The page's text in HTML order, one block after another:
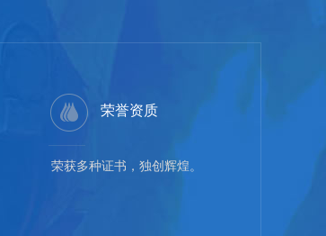
荣誉资质
荣获多种证书，独创辉煌。